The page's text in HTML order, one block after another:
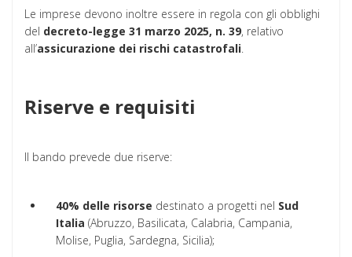
Le imprese devono inoltre essere in regola con gli obblighi
del decreto-legge 31 marzo 2025, n. 39, relativo
all’assicurazione dei rischi catastrofali.
Riserve e requisiti
Il bando prevede due riserve:
40% delle risorse destinato a progetti nel Sud
Italia (Abruzzo, Basilicata, Calabria, Campania,
Molise, Puglia, Sardegna, Sicilia);